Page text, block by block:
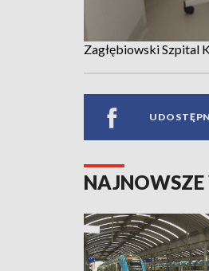
Zagłębiowski Szpital